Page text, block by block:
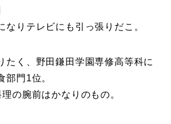
なりテレビにも引っ張りだこ。
たく、野田鎌田学園専修高等科に
部門1位。
の腕前はかなりのもの。